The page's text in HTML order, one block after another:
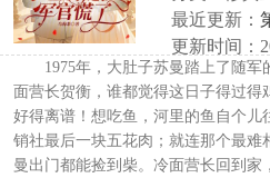
最近更新：
更新时间：
1975年，大肚子苏曼踏上了随
面营长贺衡，谁都觉得这日子得过得
好得离谱！想吃鱼，河里的鱼自个儿
销社最后一块五花肉；就连那个最难
曼出门都能捡到柴。冷面营长回到家